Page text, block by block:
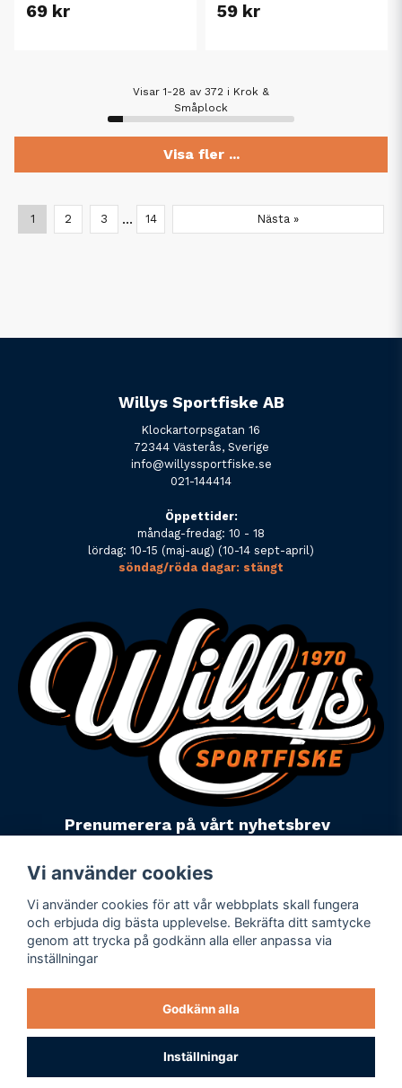
69 kr 59 kr
Visar 1-28 av 372 i Krok &
Småplock
Visa fler ...
1 2 3 ... 14 Nästa »
Willys Sportfiske AB
Klockartorpsgatan 16
72344 Västerås, Sverige
info@willyssportfiske.se
021-144414
Öppettider:
måndag-fredag: 10 - 18
lördag: 10-15 (maj-aug) (10-14 sept-april)
söndag/röda dagar: stängt
Prenumerera på vårt nyhetsbrev
Powered by Nyehandel AB
Företagsuppgifter
Personuppgiftspolicy
Varumärken
Vi använder cookies
Vi använder cookies för att vår webbplats skall fungera
och erbjuda dig bästa upplevelse. Bekräfta ditt samtycke
genom att trycka på godkänn alla eller anpassa via
inställningar
Godkänn alla
Inställningar